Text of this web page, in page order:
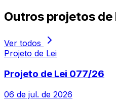
Outros projetos de
Ver todos
Projeto de Lei
Projeto de Lei 077/26
06 de jul. de 2026